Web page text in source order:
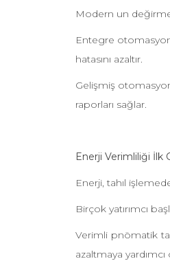
Modern un
Entegre
hatasını azaltır.
Gelişmiş
raporları sağlar.
Enerji Verimliliği İlk
Enerji, tahıl
Birçok yatırımcı
Verimli pnömatik
azaltmaya yardımcı